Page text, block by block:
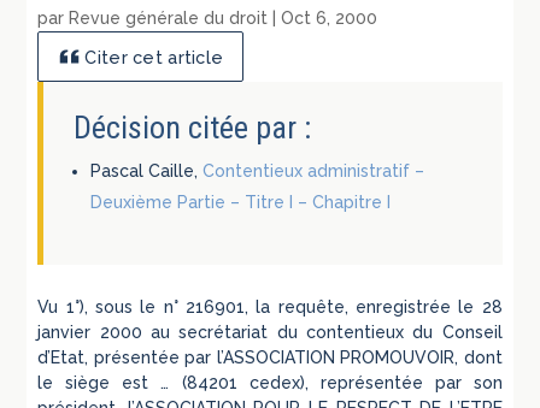
par Revue générale du droit |Oct 6, 2000
Citer cet article
Décision citée par :
Pascal Caille,Contentieux administratif –
Deuxième Partie – Titre I – Chapitre I
Vu 1°), sous le n° 216901, la requête, enregistrée le 28
janvier 2000 au secrétariat du contentieux du Conseil
d’Etat, présentée par l’ASSOCIATION PROMOUVOIR, dont
le siège est … (84201 cedex), représentée par son